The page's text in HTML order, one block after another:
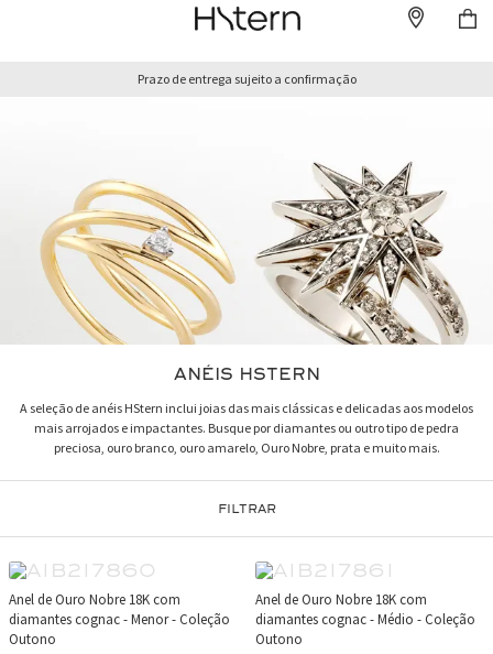
Prazo de entrega sujeito a confirmação
ANÉIS HSTERN
A seleção de anéis HStern inclui joias das mais clássicas e delicadas aos modelos
mais arrojados e impactantes. Busque por diamantes ou outro tipo de pedra
preciosa, ouro branco, ouro amarelo, Ouro Nobre, prata e muito mais.
FILTRAR
Anel de Ouro Nobre 18K com
diamantes cognac - Menor - Coleção
Outono
Anel de Ouro Nobre 18K com
diamantes cognac - Médio - Coleção
Outono